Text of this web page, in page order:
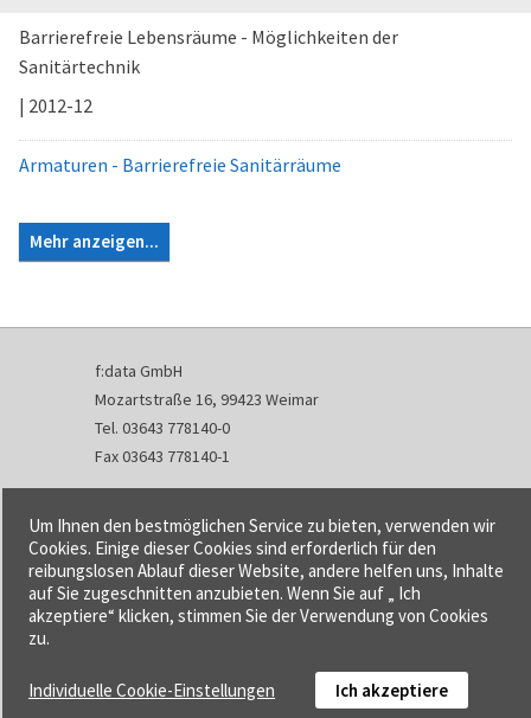
Barrierefreie Lebensräume - Möglichkeiten der
Sanitärtechnik
| 2012-12
Armaturen - Barrierefreie Sanitärräume
Mehr anzeigen...
f:data GmbH
Mozartstraße 16, 99423 Weimar
Tel. 03643 778140-0
Fax 03643 778140-1
info@fdata.de
Kontakt
Impressum
Datenschutzerklärung
Urheberrecht und Haftung
Cookie-Einstellungen
Um Ihnen den bestmöglichen Service zu bieten, verwenden wir
Cookies. Einige dieser Cookies sind erforderlich für den
reibungslosen Ablauf dieser Website, andere helfen uns, Inhalte
auf Sie zugeschnitten anzubieten. Wenn Sie auf „ Ich
akzeptiere“ klicken, stimmen Sie der Verwendung von Cookies
zu.
Individuelle Cookie-Einstellungen Ich akzeptiere